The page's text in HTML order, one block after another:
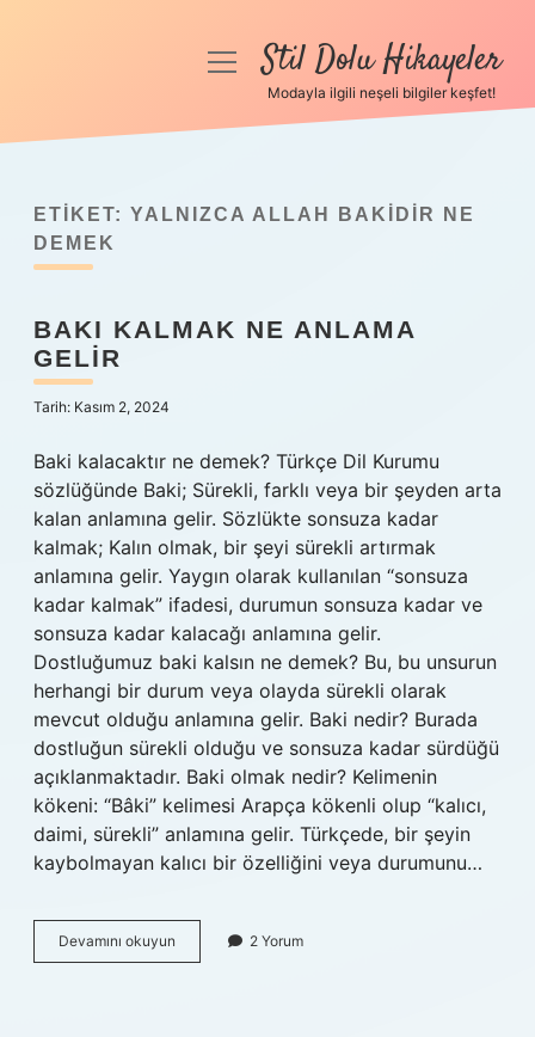
Anasayfa
Yasal Uyarı
menüyüStil Dolu Hikayeler
Modayla ilgili neşeli bilgiler keşfet!
ETIKET: YALNIZCA ALLAH BAKIDIR NE
DEMEK
BAKI KALMAK NE ANLAMA
GELIR
Tarih: Kasım 2, 2024
Baki kalacaktır ne demek? Türkçe Dil Kurumu
sözlüğünde Baki; Sürekli, farklı veya bir şeyden arta
kalan anlamına gelir. Sözlükte sonsuza kadar
kalmak; Kalın olmak, bir şeyi sürekli artırmak
anlamına gelir. Yaygın olarak kullanılan “sonsuza
kadar kalmak” ifadesi, durumun sonsuza kadar ve
sonsuza kadar kalacağı anlamına gelir.
Dostluğumuz baki kalsın ne demek? Bu, bu unsurun
herhangi bir durum veya olayda sürekli olarak
mevcut olduğu anlamına gelir. Baki nedir? Burada
dostluğun sürekli olduğu ve sonsuza kadar sürdüğü
açıklanmaktadır. Baki olmak nedir? Kelimenin
kökeni: “Bâki” kelimesi Arapça kökenli olup “kalıcı,
daimi, sürekli” anlamına gelir. Türkçede, bir şeyin
kaybolmayan kalıcı bir özelliğini veya durumunu…
Devamını okuyun
Kalmak
2 Yorum